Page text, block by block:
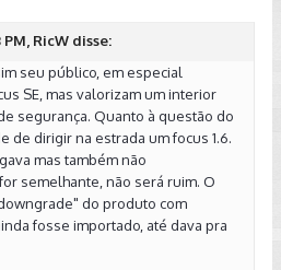
RicW disse:
seu público, em especial
SE, mas valorizam um interior
segurança. Quanto à questão do
de dirigir na estrada um focus 1.6.
mas também não
semelhante, não será ruim. O
do produto com
fosse importado, até dava pra